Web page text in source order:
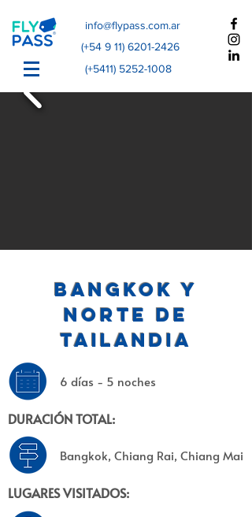
info@flypass.com.ar
(+54 9 11) 6201-2426
(+5411) 5252-1008
Bangkok y
Norte de
Tailandia
6 días - 5 noches
Bangkok, Chiang Rai, Chiang Mai
DURACIÓN TOTAL:
LUGARES VISITADOS: